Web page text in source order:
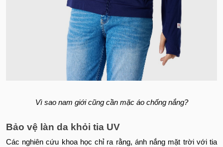
Vì sao nam giới cũng cần mặc áo chống nắng?
Bảo vệ làn da khỏi tia UV
Các nghiên cứu khoa học chỉ ra rằng, ánh nắng mặt trời với tia